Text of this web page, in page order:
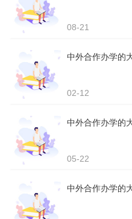
08-21
中外合作办学的
02-12
中外合作办学的
05-22
中外合作办学的